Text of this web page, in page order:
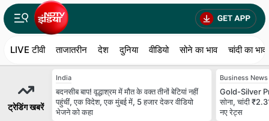
LIVE टीवी ताजातरीन देश दुनिया वीडियो सोने का भाव चांदी का भाव
ट्रेडिंग खबरें
India
बदनसीब बाप! वृद्धाश्रम में मौत के वक्त तीनों बेटियां नहीं
पहुंचीं, एक विदेश, एक मुंबई में, 5 हजार देकर वीडियो
भेजने को कहा
Business News
Gold-Silver
सोना, चांदी
नए रेट्स